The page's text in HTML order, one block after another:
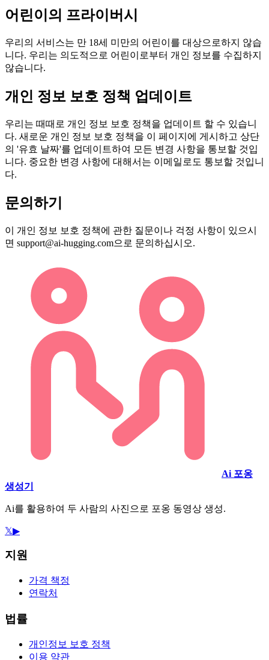
어린이의 프라이버시
우리의 서비스는 만 18세 미만의 어린이를 대상으로하지 않습
니다. 우리는 의도적으로 어린이로부터 개인 정보를 수집하지
않습니다.
개인 정보 보호 정책 업데이트
우리는 때때로 개인 정보 보호 정책을 업데이트 할 수 있습니
다. 새로운 개인 정보 보호 정책을 이 페이지에 게시하고 상단
의 '유효 날짜'를 업데이트하여 모든 변경 사항을 통보할 것입
니다. 중요한 변경 사항에 대해서는 이메일로도 통보할 것입니
다.
문의하기
이 개인 정보 보호 정책에 관한 질문이나 걱정 사항이 있으시
면 support@ai-hugging.com으로 문의하십시오.
Ai 포옹
생성기
Ai를 활용하여 두 사람의 사진으로 포옹 동영상 생성.
𝕏▶
지원
가격 책정
연락처
법률
개인정보 보호 정책
이용 약관